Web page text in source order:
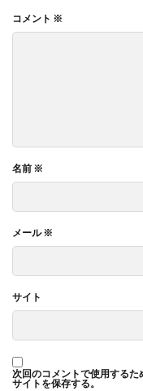
コメント ※
名前 ※
メール※
サイト
次回のコメントで使用するた
サイトを保存する。